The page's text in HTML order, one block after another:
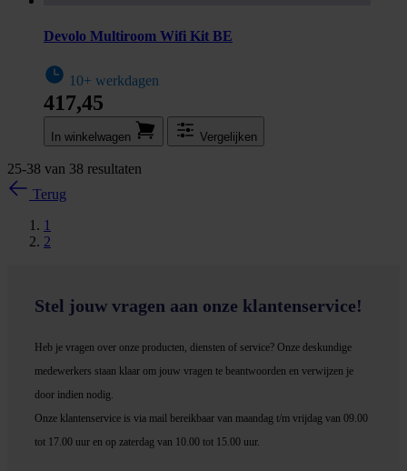
Devolo Multiroom Wifi Kit BE
10+ werkdagen
417,45
In winkel­wagen Vergelijken
25-38 van 38 resultaten
Terug
1
2
Stel jouw vragen aan onze klantenservice!
Heb je vragen over onze producten, diensten of service? Onze deskundige
medewerkers staan klaar om jouw vragen te beantwoorden en verwijzen je
door indien nodig.
Onze klantenservice is via mail bereikbaar van maandag t/m vrijdag van 09.00
tot 17.00 uur en op zaterdag van 10.00 tot 15.00 uur.